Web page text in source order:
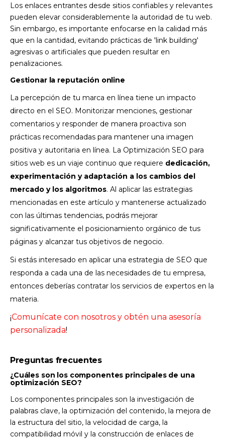
Los enlaces entrantes desde sitios confiables y relevantes
pueden elevar considerablemente la autoridad de tu web.
Sin embargo, es importante enfocarse en la calidad más
que en la cantidad, evitando prácticas de 'link building'
agresivas o artificiales que pueden resultar en
penalizaciones.
Gestionar la reputación online
La percepción de tu marca en línea tiene un impacto
directo en el SEO. Monitorizar menciones, gestionar
comentarios y responder de manera proactiva son
prácticas recomendadas para mantener una imagen
positiva y autoritaria en línea. La Optimización SEO para
sitios web es un viaje continuo que requiere dedicación,
experimentación y adaptación a los cambios del
mercado y los algoritmos. Al aplicar las estrategias
mencionadas en este artículo y mantenerse actualizado
con las últimas tendencias, podrás mejorar
significativamente el posicionamiento orgánico de tus
páginas y alcanzar tus objetivos de negocio.
Si estás interesado en aplicar una estrategia de SEO que
responda a cada una de las necesidades de tu empresa,
entonces deberías contratar los servicios de expertos en la
materia.
¡Comunícate con nosotros y obtén una asesoría
personalizada!
Preguntas frecuentes
¿Cuáles son los componentes principales de una
optimización SEO?
Los componentes principales son la investigación de
palabras clave, la optimización del contenido, la mejora de
la estructura del sitio, la velocidad de carga, la
compatibilidad móvil y la construcción de enlaces de